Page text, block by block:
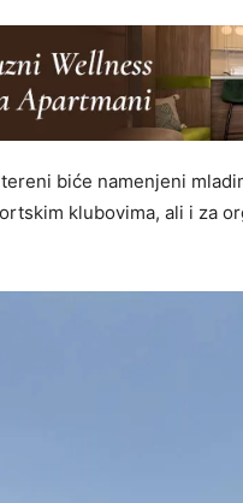
biće namenjeni
klubovima, ali i za